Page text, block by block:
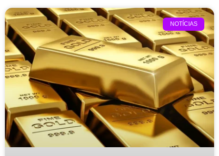
NOTÍCIAS